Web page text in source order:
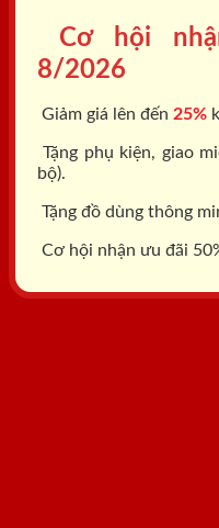
Cơ hội
8/2026
Giảm giá lên đến 25%
Tặng phụ kiện, giao
bộ).
Tặng đồ dùng thông
Cơ hội nhận ưu đãi